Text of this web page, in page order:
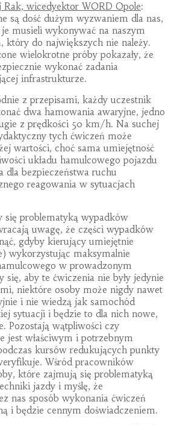
wicedyektor WORD Opole:
są dość dużym wyzwaniem dla nas,
musieli wykonywać na naszym
który do największych nie należy.
wielokrotne próby pokazały, że
wykonać zadania
infrastrukturze.
z przepisami, każdy uczestnik
dwa hamowania awaryjne, jedno
z prędkości 50 km/h. Na suchej
tych ćwiczeń może
wartości, choć sama umiejętność
układu hamulcowego pojazdu
dla bezpieczeństwa ruchu
reagowania w sytuacjach
się problematyką wypadków
uwagę, że części wypadków
gdyby kierujący umiejętnie
wykorzystując maksymalnie
w prowadzonym
się, aby te ćwiczenia nie były jedynie
niektóre osoby może nigdy nawet
i nie wiedzą jak samochód
sytuacji i będzie to dla nich nowe,
Pozostają wątpliwości czy
jest właściwym i potrzebnym
kursów redukujących punkty
Wśród pracowników
które zajmują się problematyką
jazdy i myślę, że
nas sposób wykonania ćwiczeń
i będzie cennym doświadczeniem.